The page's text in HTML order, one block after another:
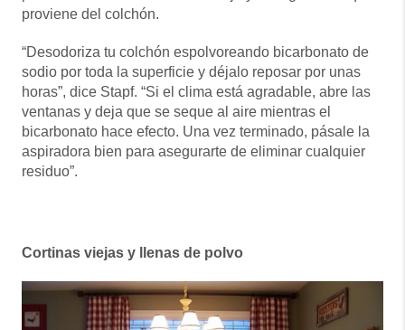
proviene del colchón.
“Desodoriza tu colchón espolvoreando bicarbonato de
sodio por toda la superficie y déjalo reposar por unas
horas”, dice Stapf. “Si el clima está agradable, abre las
ventanas y deja que se seque al aire mientras el
bicarbonato hace efecto. Una vez terminado, pásale la
aspiradora bien para asegurarte de eliminar cualquier
residuo”.
Cortinas viejas y llenas de polvo